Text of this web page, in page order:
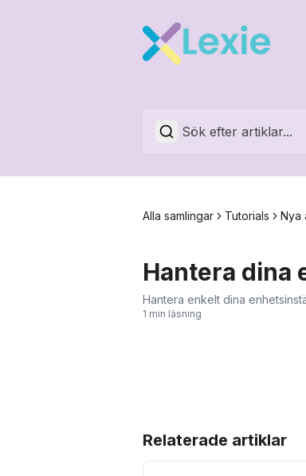
Alla samlingar Tutorials Nya
Hantera dina
Hantera enkelt dina
1 min läsning
Relaterade artiklar